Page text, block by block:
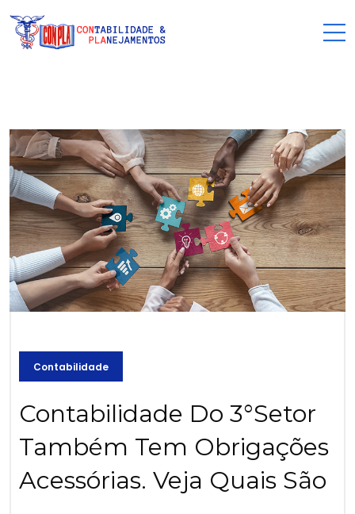
Contabilidade
Contabilidade Do 3°Setor
Também Tem Obrigações
Acessórias. Veja Quais São